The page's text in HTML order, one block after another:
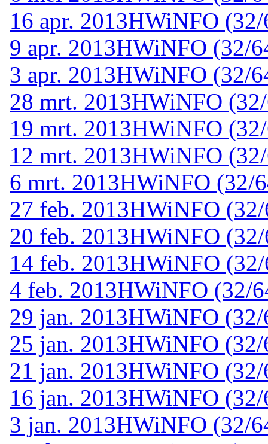
16 apr. 2013HWiNFO
9 apr. 2013HWiNFO (32/
3 apr. 2013HWiNFO (32/
28 mrt. 2013HWiNFO
19 mrt. 2013HWiNFO
12 mrt. 2013HWiNFO
6 mrt. 2013HWiNFO (32/
27 feb. 2013HWiNFO
20 feb. 2013HWiNFO
14 feb. 2013HWiNFO
4 feb. 2013HWiNFO (32/
29 jan. 2013HWiNFO
25 jan. 2013HWiNFO
21 jan. 2013HWiNFO
16 jan. 2013HWiNFO
3 jan. 2013HWiNFO (32/